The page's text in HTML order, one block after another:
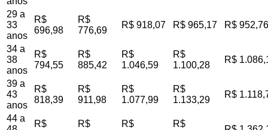
29 a
33
anos
R$
696,98
R$
776,69
R$ 918,07 R$ 965,17 R$ 952,76
34 a
38
anos
R$
794,55
R$
885,42
R$
1.046,59
R$
1.100,28
R$
39 a
43
anos
R$
818,39
R$
911,98
R$
1.077,99
R$
1.133,29
R$
44 a
R$
R$
R$
R$